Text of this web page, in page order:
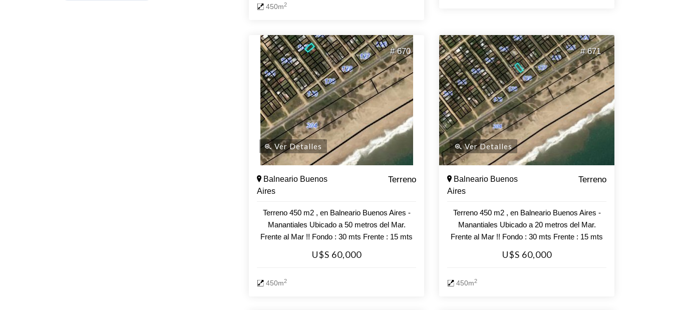
450m2
# 670
Ver Detalles
Balneario Buenos
Aires
Terreno
Terreno 450 m2 , en Balneario Buenos Aires -
Manantiales Ubicado a 50 metros del Mar.
Frente al Mar !! Fondo : 30 mts Frente : 15 mts
Consulte con nuestros asesores.
U$S 60,000
450m2
# 671
Ver Detalles
Balneario Buenos
Aires
Terreno
Terreno 450 m2 , en Balneario Buenos Aires -
Manantiales Ubicado a 20 metros del Mar.
Frente al Mar !! Fondo : 30 mts Frente : 15 mts
U$S 60,000
450m2